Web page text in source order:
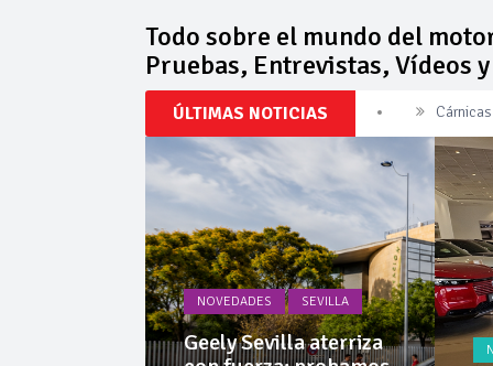
Todo sobre el mundo del
Pruebas, Entrevistas, Vídeos
ÚLTIMAS NOTICIAS
La
Invercar
NOVEDADES SEVILLA
Geely Sevilla aterriza